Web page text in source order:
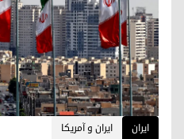
ایران ایران و آمریکا